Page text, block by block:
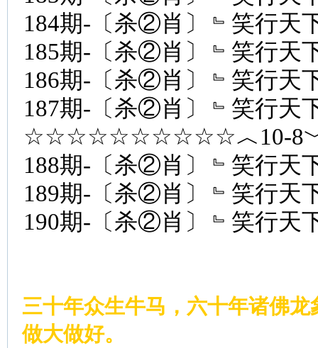
184期-〔杀②肖〕﹄笑行天
185期-〔杀②肖〕﹄笑行天
186期-〔杀②肖〕﹄笑行天
187期-〔杀②肖〕﹄笑行天
☆☆☆☆☆☆☆☆☆☆︿10-
188期-〔杀②肖〕﹄笑行天
189期-〔杀②肖〕﹄笑行天
190期-〔杀②肖〕﹄笑行天
三十年众生牛马，六十年诸佛
做大做好。